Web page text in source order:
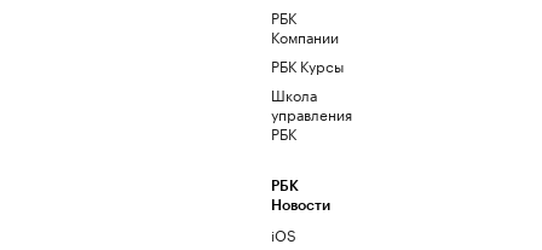
РБК
Компании
РБК Курсы
Школа
управления
РБК
РБК
Новости
iOS